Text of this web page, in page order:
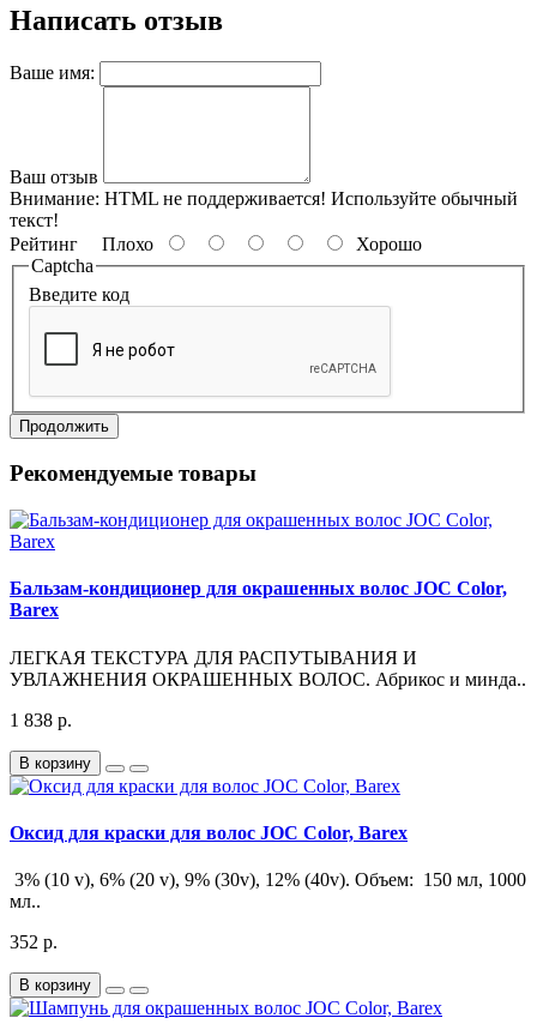
Написать отзыв
Ваше имя:
Ваш отзыв
Внимание: HTML не поддерживается! Используйте обычный
текст!
Рейтинг Плохо
Хорошо
Captcha
Введите код
Продолжить
Рекомендуемые товары
Бальзам-кондиционер для окрашенных волос JOC Color,
Barex
ЛЕГКАЯ ТЕКСТУРА ДЛЯ РАСПУТЫВАНИЯ И
УВЛАЖНЕНИЯ ОКРАШЕННЫХ ВОЛОС. Абрикос и минда..
1 838 р.
В корзину
Оксид для краски для волос JOC Color, Barex
3% (10 v), 6% (20 v), 9% (30v), 12% (40v). Объем: 150 мл, 1000
мл..
352 р.
В корзину